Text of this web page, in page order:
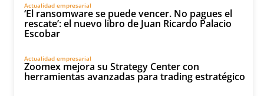
Actualidad empresarial
‘El ransomware se puede vencer. No pagues el
rescate’: el nuevo libro de Juan Ricardo Palacio
Escobar
Actualidad empresarial
Zoomex mejora su Strategy Center con
herramientas avanzadas para trading estratégico